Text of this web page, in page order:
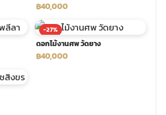
฿40,000
-27%
ดอกไม้งานศพ วัดยาง
฿40,000